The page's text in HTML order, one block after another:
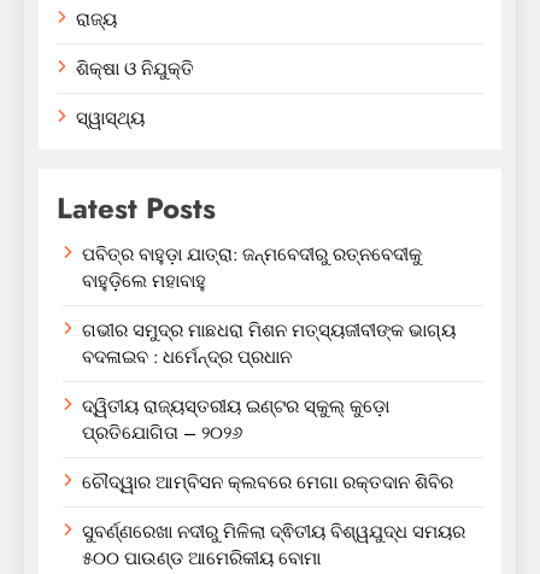
ରାଜ୍ୟ
ଶିକ୍ଷା ଓ ନିଯୁକ୍ତି
ସ୍ୱାସ୍ଥ୍ୟ
Latest Posts
ପବିତ୍ର ବାହୁଡ଼ା ଯାତ୍ରା: ଜନ୍ମବେଦୀରୁ ରତ୍ନବେଦୀକୁ
ବାହୁଡ଼ିଲେ ମହାବାହୁ
ଗଭୀର ସମୁଦ୍ର ମାଛଧରା ମିଶନ ମତ୍ସ୍ୟଜୀବୀଙ୍କ ଭାଗ୍ୟ
ବଦଳାଇବ : ଧର୍ମେନ୍ଦ୍ର ପ୍ରଧାନ
ଦ୍ୱିତୀୟ ରାଜ୍ୟସ୍ତରୀୟ ଇଣ୍ଟର ସ୍କୁଲ୍ କୁଡ଼ୋ
ପ୍ରତିଯୋଗିତା – ୨୦୨୬
ଚୌଦ୍ୱାର ଆମ୍ବିସନ କ୍ଲବରେ ମେଗା ରକ୍ତଦାନ ଶିବିର
ସୁବର୍ଣ୍ଣରେଖା ନଦୀରୁ ମିଳିଲା ଦ୍ଵିତୀୟ ବିଶ୍ୱଯୁଦ୍ଧ ସମୟର
୫୦୦ ପାଉଣ୍ଡ ଆମେରିକୀୟ ବୋମା